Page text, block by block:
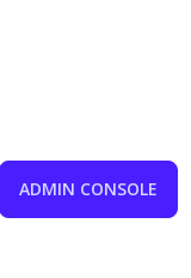
ADMIN CONSOLE